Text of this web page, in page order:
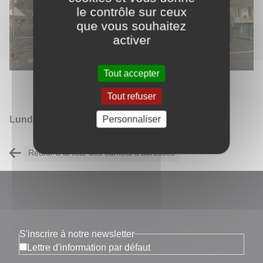
Horaires permanence :
Lundi : 8h00 - 12h00
Retour à la liste des carnets d'adresses
S'inscrire à notre newsletter
Lettre d'information par défaut
le contrôle sur ceux
que vous souhaitez
activer
Tout accepter
Tout refuser
Personnaliser